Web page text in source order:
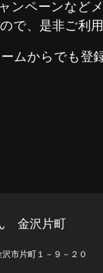
ンペーンなど
で、是非ご利
ムからでも登
金沢片町
市片町１－９－２０